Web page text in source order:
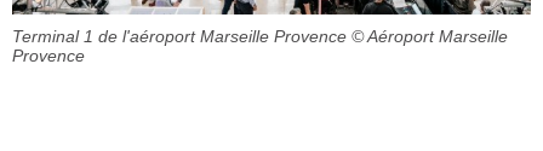
Terminal 1 de l'aéroport Marseille Provence © Aéroport Marseille
Provence